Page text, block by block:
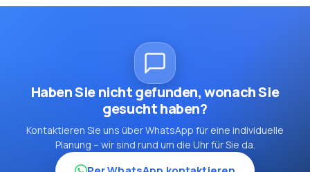
Haben Sie nicht gefunden, wonach Sie
gesucht haben?
Kontaktieren Sie uns über WhatsApp für eine individuelle
Planung – wir sind rund um die Uhr für Sie da.